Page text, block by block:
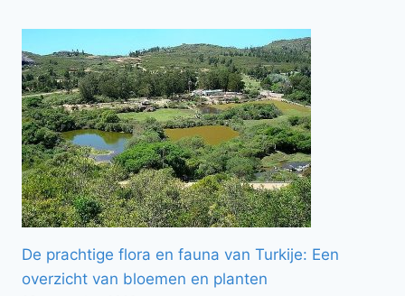
De prachtige flora en fauna van Turkije: Een
overzicht van bloemen en planten